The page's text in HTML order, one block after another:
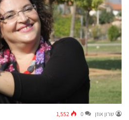
שרון אוזן 0
1,552